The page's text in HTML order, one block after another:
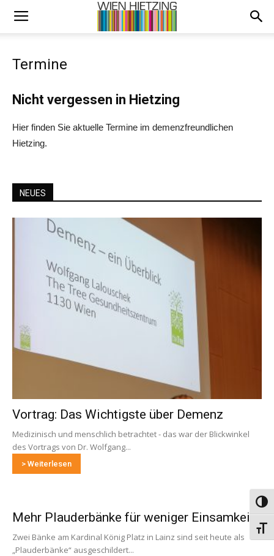
Termine
Nicht vergessen in Hietzing
Hier finden Sie aktuelle Termine im demenzfreundlichen
Hietzing.
NEUES
Vortrag: Das Wichtigste über Demenz
Medizinisch und menschlich betrachtet - das war der Blickwinkel
des Vortrags von Dr. Wolfgang...
> Weiterlesen
Mehr Plauderbänke für weniger Einsamkeit
Zwei Bänke am Kardinal König Platz in Lainz sind seit heute als
„Plauderbänke“ ausgeschildert...